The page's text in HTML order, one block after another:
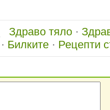
Здраво тяло ·
· Билките · Рецепти